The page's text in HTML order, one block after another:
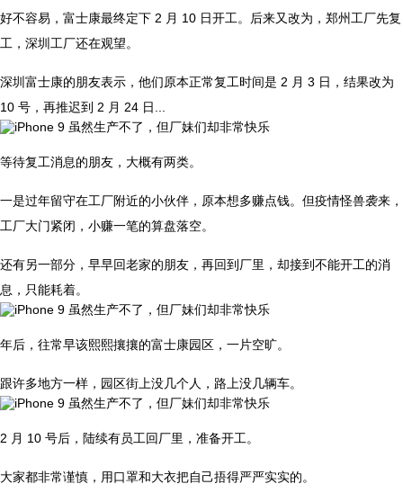
好不容易，富士康最终定下 2 月 10 日开工。后来又改为，郑州工厂先复
工，深圳工厂还在观望。
深圳富士康的朋友表示，他们原本正常复工时间是 2 月 3 日，结果改为
10 号，再推迟到 2 月 24 日...
等待复工消息的朋友，大概有两类。
一是过年留守在工厂附近的小伙伴，原本想多赚点钱。但疫情怪兽袭来，
工厂大门紧闭，小赚一笔的算盘落空。
还有另一部分，早早回老家的朋友，再回到厂里，却接到不能开工的消
息，只能耗着。
年后，往常早该熙熙攘攘的富士康园区，一片空旷。
跟许多地方一样，园区街上没几个人，路上没几辆车。
2 月 10 号后，陆续有员工回厂里，准备开工。
大家都非常谨慎，用口罩和大衣把自己捂得严严实实的。